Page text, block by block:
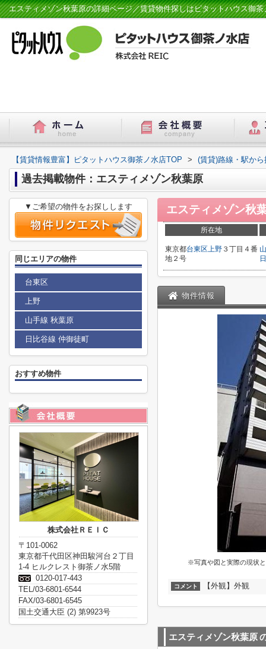
エスティメゾン秋葉原の詳細ページ／賃貸物件探しはピタットハウス御
【賃貸情報豊富】ピタットハウス御茶ノ水店TOP > (賃貸)路線・駅から
過去掲載物件：エスティメゾン秋葉原
エスティメゾン秋
所在地
東京都台東区上野 ３丁目４番
地２号
物件情報
※写真や図と実際の現状
コメント 【外観】外観
エスティメゾン秋葉原
▼ご希望の物件をお探しします
同じエリアの物件
台東区
上野
山手線 秋葉原
日比谷線 仲御徒町
おすすめ物件
株式会社ＲＥＩＣ
〒101-0062
東京都千代田区神田駿河台２丁目
1-4 ヒルクレスト御茶ノ水5階
0120-017-443
TEL/03-6801-6544
FAX/03-6801-6545
国土交通大臣 (2) 第9923号